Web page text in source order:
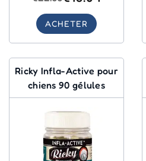
ACHETER
Ricky Infla-Active pour
chiens 90 gélules